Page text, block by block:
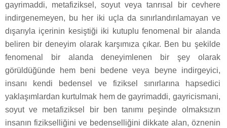
gayrimaddi, metafiziksel, soyut veya tanrısal bir cevhere
indirgenemeyen, bu her iki uçla da sınırlandırılamayan ve
dışarıyla içerinin kesiştiği iki kutuplu fenomenal bir alanda
beliren bir deneyim olarak karşımıza çıkar. Ben bu şekilde
fenomenal bir alanda deneyimlenen bir şey olarak
görüldüğünde hem beni bedene veya beyne indirgeyici,
insanı kendi bedensel ve fiziksel sınırlarına hapsedici
yaklaşımlardan kurtulmak hem de gayrimaddi, gayricismani,
soyut ve metafiziksel bir ben tanımı peşinde olmaksızın
insanın fizikselliğini ve bedenselliğini dikkate alan, öznenin